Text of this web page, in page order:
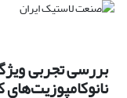
بررسی تجربی